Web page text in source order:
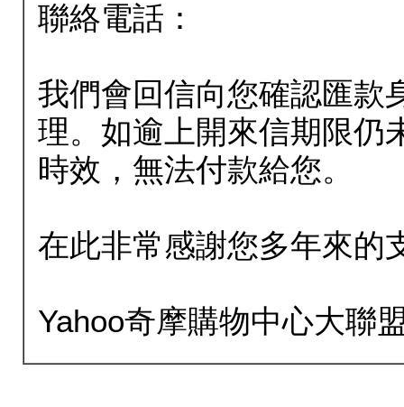
聯絡電話：
我們會回信向您確認匯款
理。如逾上開來信期限仍
時效，無法付款給您。
在此非常感謝您多年來的
Yahoo奇摩購物中心大